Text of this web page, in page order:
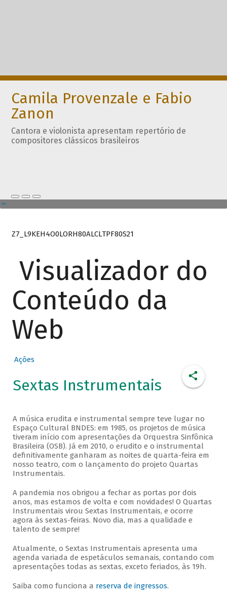
Camila Provenzale e Fabio
Zanon
Cantora e violonista apresentam repertório de
compositores clássicos brasileiros
Z7_L9KEH4O0LORH80ALCLTPF80S21
Visualizador do
Conteúdo da
Web
Ações
Sextas Instrumentais
A música erudita e instrumental sempre teve lugar no
Espaço Cultural BNDES: em 1985, os projetos de música
tiveram início com apresentações da Orquestra Sinfônica
Brasileira (OSB). Já em 2010, o erudito e o instrumental
definitivamente ganharam as noites de quarta-feira em
nosso teatro, com o lançamento do projeto Quartas
Instrumentais.
A pandemia nos obrigou a fechar as portas por dois
anos, mas estamos de volta e com novidades! O Quartas
Instrumentais virou Sextas Instrumentais, e ocorre
agora às sextas-feiras. Novo dia, mas a qualidade e
talento de sempre!
Atualmente, o Sextas Instrumentais apresenta uma
agenda variada de espetáculos semanais, contando com
apresentações todas as sextas, exceto feriados, às 19h.
Saiba como funciona a reserva de ingressos.